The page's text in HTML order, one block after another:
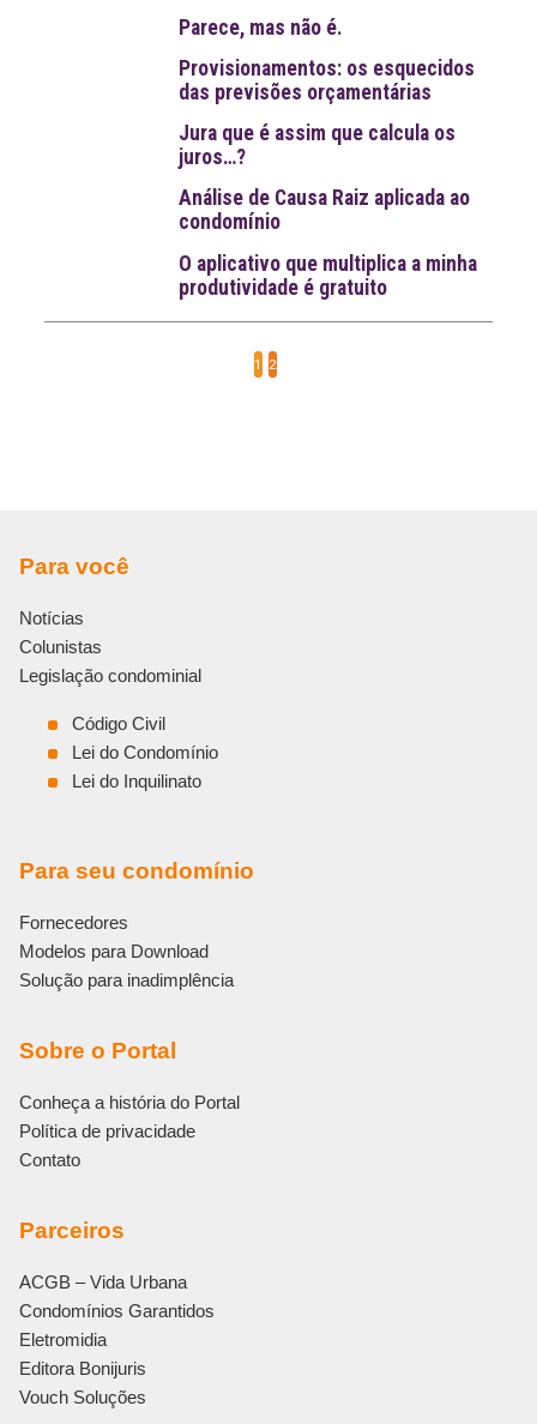
Parece, mas não é.
Provisionamentos: os esquecidos
das previsões orçamentárias
Jura que é assim que calcula os
juros…?
Análise de Causa Raiz aplicada ao
condomínio
O aplicativo que multiplica a minha
produtividade é gratuito
1 2
Para você
Notícias
Colunistas
Legislação condominial
Código Civil
Lei do Condomínio
Lei do Inquilinato
Para seu condomínio
Fornecedores
Modelos para Download
Solução para inadimplência
Sobre o Portal
Conheça a história do Portal
Política de privacidade
Contato
Parceiros
ACGB – Vida Urbana
Condomínios Garantidos
Eletromidia
Editora Bonijuris
Vouch Soluções